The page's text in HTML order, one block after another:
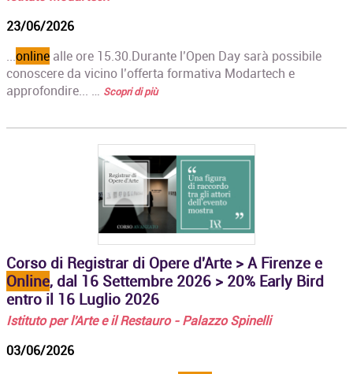
23/06/2026
...online alle ore 15.30.Durante l’Open Day sarà possibile
conoscere da vicino l’offerta formativa Modartech e
approfondire... … Scopri di più
Corso di Registrar di Opere d'Arte > A Firenze e
Online, dal 16 Settembre 2026 > 20% Early Bird
entro il 16 Luglio 2026
Istituto per l'Arte e il Restauro - Palazzo Spinelli
03/06/2026